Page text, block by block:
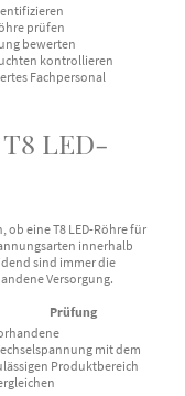
prüfen
bewerten
kontrollieren
Fachpersonal
LED-
ob eine T8 LED-Röhre für
innerhalb
sind immer die
Versorgung.
Prüfung
mit dem
Produktbereich